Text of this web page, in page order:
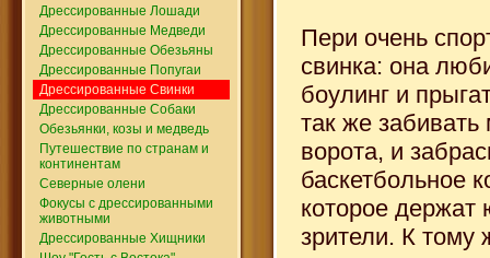
Дрессированные Лошади
Дрессированные Медведи
Дрессированные Обезьяны
Дрессированные Попугаи
Дрессированные Свинки
Дрессированные Собаки
Обезьянки, козы и медведь
Путешествие по странам и
континентам
Северные олени
Фокусы с дрессированными
животными
Дрессированные Хищники
Пери очень
свинка: она
боулинг и
так же забивать
ворота, и
баскетбольное
которое держат
зрители. К тому